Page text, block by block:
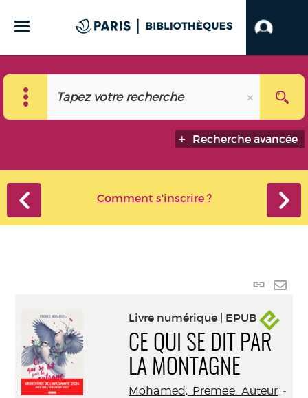
Recherche avancée
Comment s'inscrire ?
Lien
Livre numérique | EPUB
CE QUI SE DIT PAR
LA MONTAGNE
Mohamed, Premee. Auteur -